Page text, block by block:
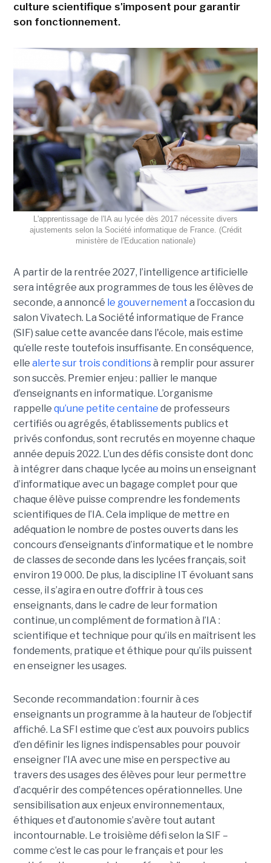
culture scientifique s'imposent pour garantir
son fonctionnement.
L'apprentissage de l'IA au lycée dès 2017 nécessite divers
ajustements selon la Société informatique de France. (Crédit
ministère de l'Education nationale)
A partir de la rentrée 2027, l’intelligence artificielle
sera intégrée aux programmes de tous les élèves de
seconde, a annoncé le gouvernement a l’occasion du
salon Vivatech. La Société́ informatique de France
(SIF) salue cette avancée dans l'école, mais estime
qu’elle reste toutefois insuffisante. En conséquence,
elle alerte sur trois conditionsà remplir pour assurer
son succès. Premier enjeu : pallier le manque
d’enseignants en informatique. L’organisme
rappelle qu’une petite centaine de professeurs
certifiés ou agrégés, établissements publics et
privés confondus, sont recrutés en moyenne chaque
année depuis 2022. L’un des défis consiste dont donc
à intégrer dans chaque lycée au moins un enseignant
d’informatique avec un bagage complet pour que
chaque élève puisse comprendre les fondements
scientifiques de l’IA. Cela implique de mettre en
adéquation le nombre de postes ouverts dans les
concours d’enseignants d’informatique et le nombre
de classes de seconde dans les lycées français, soit
environ 19 000. De plus, la discipline IT évoluant sans
cesse, il s’agira en outre d’offrir à tous ces
enseignants, dans le cadre de leur formation
continue, un complément de formation à l’IA :
scientifique et technique pour qu’ils en maîtrisent les
fondements, pratique et éthique pour qu’ils puissent
en enseigner les usages.
Seconde recommandation : fournir à ces
enseignants un programme à la hauteur de l’objectif
affiché. La SFI estime que c’est aux pouvoirs publics
d’en définir les lignes indispensables pour pouvoir
enseigner l’IA avec une mise en perspective au
travers des usages des élèves pour leur permettre
d’acquérir des compétences opérationnelles. Une
sensibilisation aux enjeux environnementaux,
éthiques et d’autonomie s’avère tout autant
incontournable. Le troisième défi selon la SIF –
comme c’est le cas pour le français et pour les